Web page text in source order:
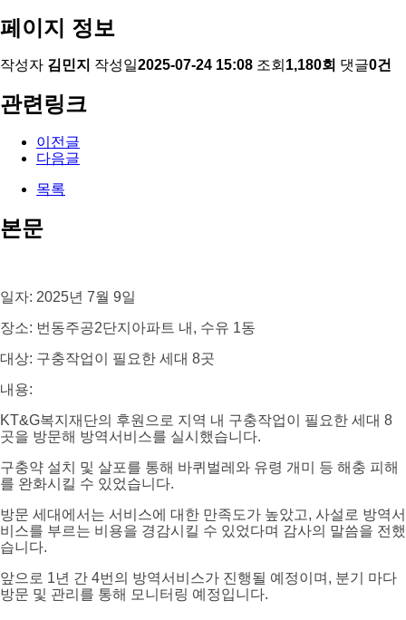
페이지 정보
작성자 김민지 작성일2025-07-24 15:08 조회 1,180회 댓글0건
관련링크
이전글
다음글
목록
본문
일자: 2025년 7월 9일
장소: 번동주공2단지아파트 내, 수유 1동
대상: 구충작업이 필요한 세대 8곳
내용:
KT&G복지재단의 후원으로 지역 내 구충작업이 필요한 세대 8
곳을 방문해 방역서비스를 실시했습니다.
구충약 설치 및 살포를 통해 바퀴벌레와 유령 개미 등 해충 피해
를 완화시킬 수 있었습니다.
방문 세대에서는 서비스에 대한 만족도가 높았고, 사설로 방역서
비스를 부르는 비용을 경감시킬 수 있었다며 감사의 말씀을 전했
습니다.
앞으로 1년 간 4번의 방역서비스가 진행될 예정이며, 분기 마다
방문 및 관리를 통해 모니터링 예정입니다.